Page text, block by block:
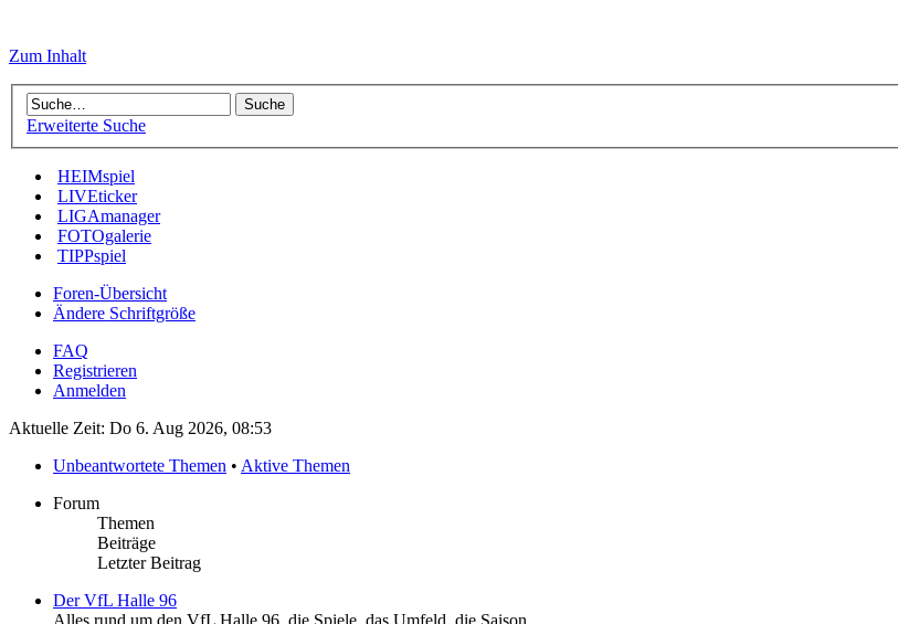
Zum Inhalt
Erweiterte Suche
HEIMspiel
LIVEticker
LIGAmanager
FOTOgalerie
TIPPspiel
Foren-Übersicht
Ändere Schriftgröße
FAQ
Registrieren
Anmelden
Aktuelle Zeit: Do 6. Aug 2026, 08:53
Unbeantwortete Themen • Aktive Themen
Forum
Themen
Beiträge
Letzter Beitrag
Der VfL Halle 96
Alles rund um den VfL Halle 96, die Spiele, das Umfeld, die Saison.